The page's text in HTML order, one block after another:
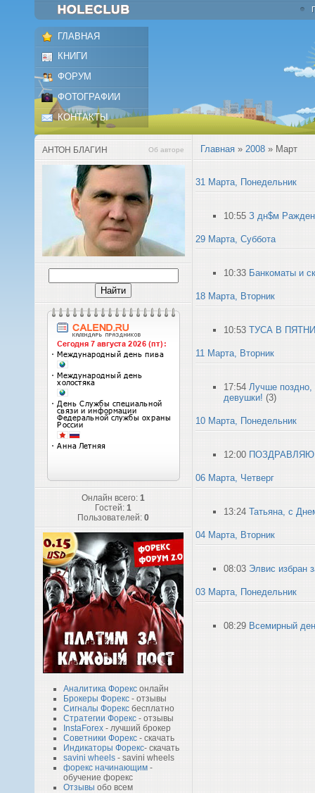
ГЛАВНАЯ
КНИГИ
ФОРУМ
ФОТОГРАФИИ
КОНТАКТЫ
АНТОН БЛАГИН Об авторе
Онлайн всего: 1
Гостей: 1
Пользователей: 0
Аналитика Форекс онлайн
Брокеры Форекс - отзывы
Сигналы Форекс бесплатно
Стратегии Форекс - отзывы
InstaForex - лучший брокер
Советники Форекс - скачать
Индикаторы Форекс- скачать
savini wheels - savini wheels
форекс начинающим -
обучение форекс
Отзывы обо всем
Главная » 2008 » Март
31 Марта, Понедельник
10:55 З дн$м
29 Марта, Суббота
10:33 Банкоматы и
18 Марта, Вторник
10:53 ТУСА В
11 Марта, Вторник
17:54 Лучше поздно,
девушки! (3)
10 Марта, Понедельник
12:00
06 Марта, Четверг
13:24 Татьяна, с
04 Марта, Вторник
08:03 Элвис избран
03 Марта, Понедельник
08:29 Всемирный